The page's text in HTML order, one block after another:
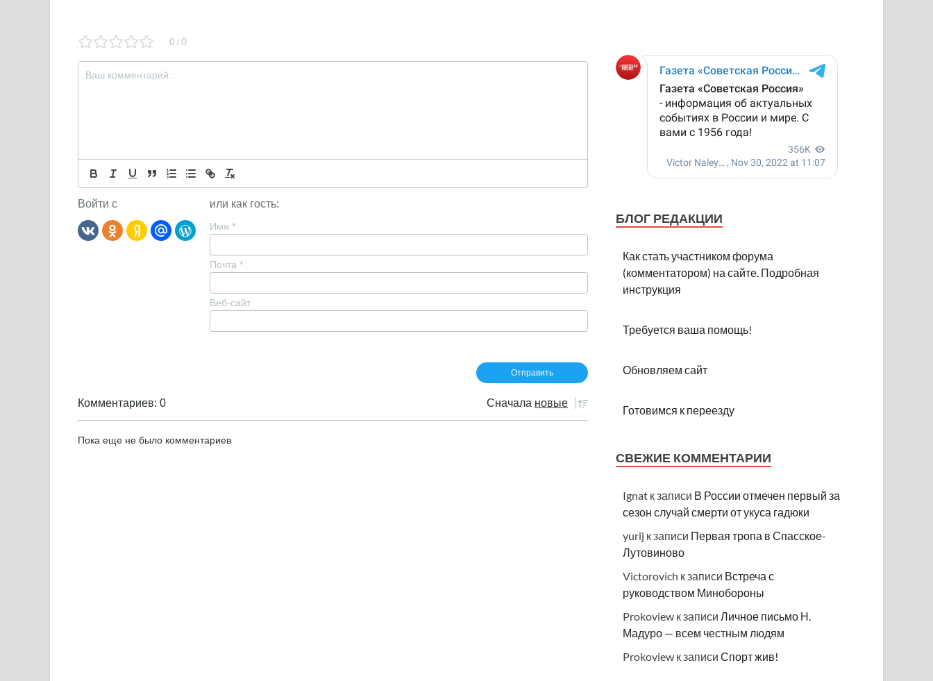
0 / 0
Войти с или как гость:
Имя *
Почта *
Веб-сайт
Комментариев: 0 Сначала новые
Пока еще не было комментариев
БЛОГ РЕДАКЦИИ
Как стать участником форума
(комментатором) на сайте. Подробная
инструкция
Требуется ваша помощь!
Обновляем сайт
Готовимся к переезду
СВЕЖИЕ КОММЕНТАРИИ
Ignat к записи В России отмечен первый за
сезон случай смерти от укуса гадюки
yurij к записи Первая тропа в Спасское-
Лутовиново
Victorovich к записи Встреча с
руководством Минобороны
Prokoview к записи Личное письмо Н.
Мадуро — всем честным людям
Prokoview к записиСпорт жив!